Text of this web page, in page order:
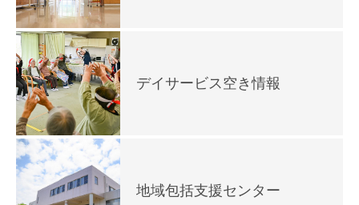
デイサービス空き情報
地域包括支援センター